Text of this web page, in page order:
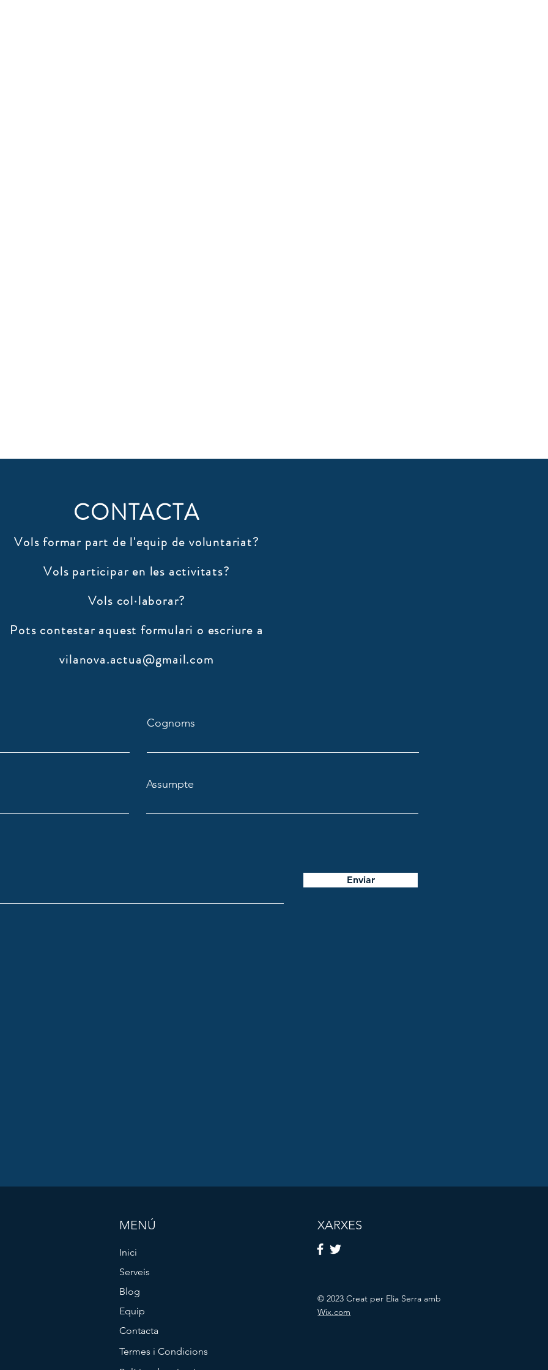
CONTACTA
Vols formar part de l'equip de voluntariat?
Vols participar en les activitats?
Vols col·laborar?
​Pots contestar aquest formulari o escriure a
vilanova.actua@gmail.com
Cognoms
Assumpte
Enviar
MENÚ
Inici
Serveis
Blog
Equip
Contacta
Termes i Condicions
XARXES
© 2023 Creat per Elia Serra amb
Wix.com